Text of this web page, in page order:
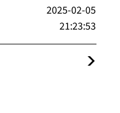
2025-02-05
21:23:53